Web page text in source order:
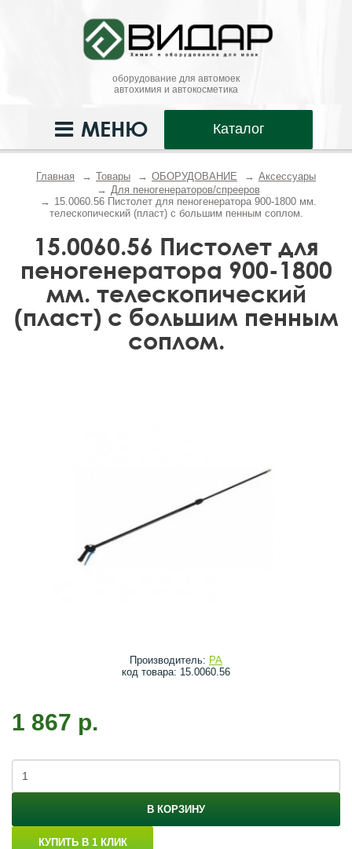
оборудование для автомоек
автохимия и автокосметика
Каталог
МЕНЮ
Главная Товары ОБОРУДОВАНИЕ
Аксессуары
Для пеногенераторов/спрееров
15.0060.56 Пистолет для пеногенератора 900-1800 мм.
телескопический (пласт) с большим пенным соплом.
15.0060.56 Пистолет для
пеногенератора 900-1800
мм. телескопический
(пласт) с большим пенным
соплом.
Производитель: PA
код товара: 15.0060.56
1 867 р.
В КОРЗИНУ
КУПИТЬ В 1 КЛИК